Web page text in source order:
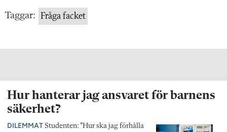
Taggar: Fråga facket
Hur hanterar jag ansvaret för barnens
säkerhet?
DILEMMAT Studenten: ”Hur ska jag förhålla